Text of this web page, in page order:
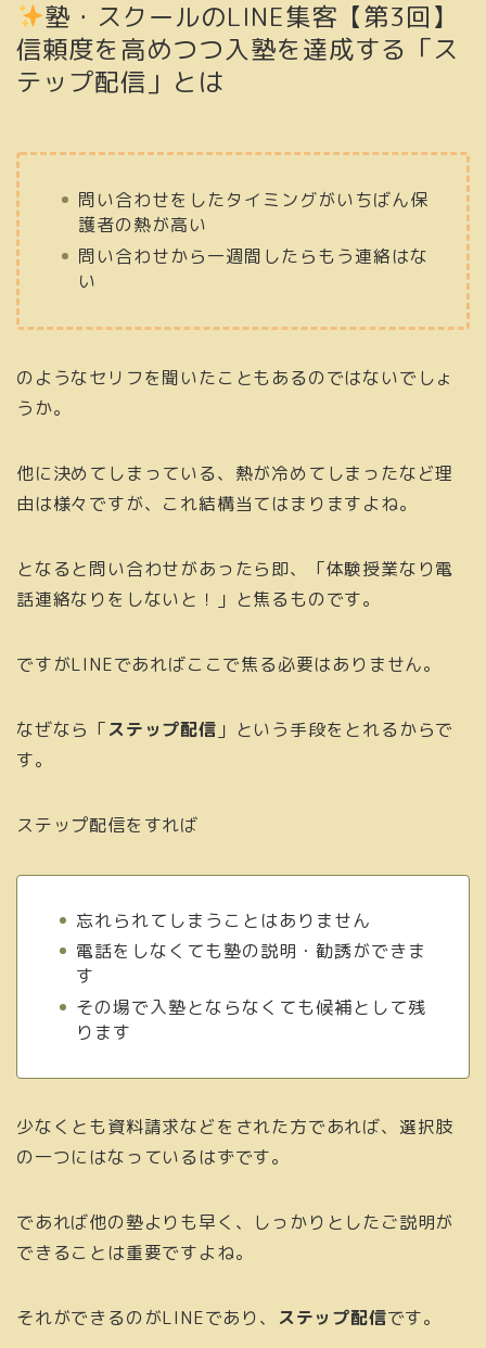
塾・スクールのLINE集客【第3回】
信頼度を高めつつ入塾を達成する「ス
テップ配信」とは
問い合わせをしたタイミングがいちばん保
護者の熱が高い
問い合わせから一週間したらもう連絡はな
い
のようなセリフを聞いたこともあるのではないでしょ
うか。
他に決めてしまっている、熱が冷めてしまったなど理
由は様々ですが、これ結構当てはまりますよね。
となると問い合わせがあったら即、「体験授業なり電
話連絡なりをしないと！」と焦るものです。
ですがLINEであればここで焦る必要はありません。
なぜなら「ステップ配信 」という手段をとれるからで
す。
ステップ配信をすれば
忘れられてしまうことはありません
電話をしなくても塾の説明・勧誘ができま
す
その場で入塾とならなくても候補として残
ります
少なくとも資料請求などをされた方であれば、選択肢
の一つにはなっているはずです。
であれば他の塾よりも早く、しっかりとしたご説明が
できることは重要ですよね。
それができるのがLINEであり、 ステップ配信です。